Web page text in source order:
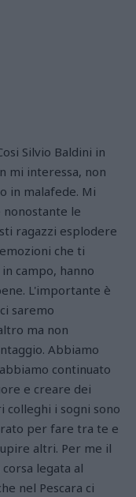
Silvio Baldini in
mi interessa, non
in malafede. Mi
nonostante le
ragazzi esplodere
che ti
campo, hanno
L'importante è
saremo
ma non
Abbiamo
continuato
e creare dei
colleghi i sogni sono
per fare tra te e
altri. Per me il
legata al
nel Pescara ci